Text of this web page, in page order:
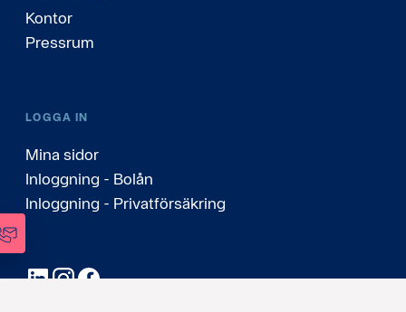
Kontor
Pressrum
LOGGA IN
Mina sidor
Inloggning - Bolån
Inloggning - Privatförsäkring
LinkedInInstagram